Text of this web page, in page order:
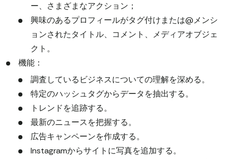
ー、さまざまなアクション；
興味のあるプロフィールがタグ付けまたは@メンシ
ョンされたタイトル、コメント、メディアオブジェ
クト。
機能：
調査しているビジネスについての理解を深める。
特定のハッシュタグからデータを抽出する。
トレンドを追跡する。
最新のニュースを把握する。
広告キャンペーンを作成する。
Instagramからサイトに写真を追加する。